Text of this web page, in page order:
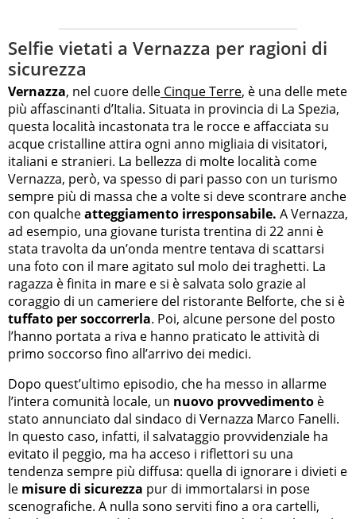
Selfie vietati a Vernazza per ragioni di
sicurezza
Vernazza, nel cuore delle Cinque Terre, è una delle mete
più affascinanti d’Italia. Situata in provincia di La Spezia,
questa località incastonata tra le rocce e affacciata su
acque cristalline attira ogni anno migliaia di visitatori,
italiani e stranieri. La bellezza di molte località come
Vernazza, però, va spesso di pari passo con un turismo
sempre più di massa che a volte si deve scontrare anche
con qualcheatteggiamento irresponsabile. A Vernazza,
ad esempio, una giovane turista trentina di 22 anni è
stata travolta da un’onda mentre tentava di scattarsi
una foto con il mare agitato sul molo dei traghetti. La
ragazza è finita in mare e si è salvata solo grazie al
coraggio di un cameriere del ristorante Belforte, che si è
tuffato per soccorrerla. Poi, alcune persone del posto
l’hanno portata a riva e hanno praticato le attività di
primo soccorso fino all’arrivo dei medici.
Dopo quest’ultimo episodio, che ha messo in allarme
l’intera comunità locale, un nuovo provvedimento è
stato annunciato dal sindaco di Vernazza Marco Fanelli.
In questo caso, infatti, il salvataggio provvidenziale ha
evitato il peggio, ma ha acceso i riflettori su una
tendenza sempre più diffusa: quella di ignorare i divieti e
le misure di sicurezza pur di immortalarsi in pose
scenografiche. A nulla sono serviti fino a ora cartelli,